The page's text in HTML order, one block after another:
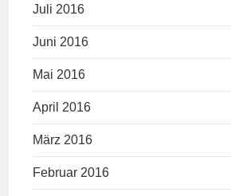
Juli 2016
Juni 2016
Mai 2016
April 2016
März 2016
Februar 2016